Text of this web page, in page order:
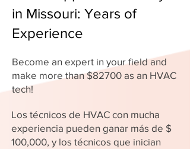
in Missouri: Years of
Experience
Become an expert in your field and
make more than $82700 as an HVAC
tech!
Los técnicos de HVAC con mucha
experiencia pueden ganar más de $
100,000, y los técnicos que inician